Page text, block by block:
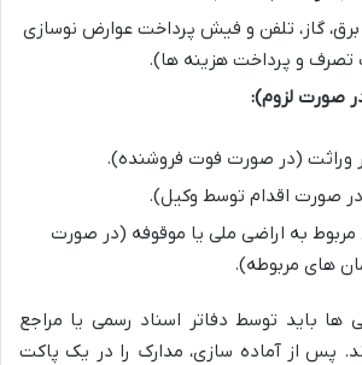
گاز، تلفن و فیش پرداخت عوارض نوسازی
تصرف و پرداخت هزینه ها).
صورت لزوم):
وراثت (در صورت فوت فروشنده).
(در صورت اقدام توسط وکیل).
به اراضی ملی یا موقوفه (در صورت
های مربوطه).
ها باید توسط دفاتر اسناد رسمی یا مراجع
پس از آماده سازی، مدارک را در یک پاکت